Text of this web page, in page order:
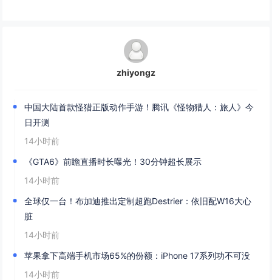
zhiyongz
中国大陆首款怪猎正版动作手游！腾讯《怪物猎人：旅人》今
日开测
14小时前
《GTA6》前瞻直播时长曝光！30分钟超长展示
14小时前
全球仅一台！布加迪推出定制超跑Destrier：依旧配W16大心
脏
14小时前
苹果拿下高端手机市场65%的份额：iPhone 17系列功不可没
14小时前